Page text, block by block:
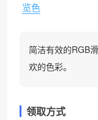
览色
简洁有效的RGB
欢的色彩。
领取方式